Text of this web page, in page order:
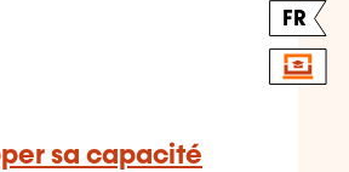
FR
sa capacité